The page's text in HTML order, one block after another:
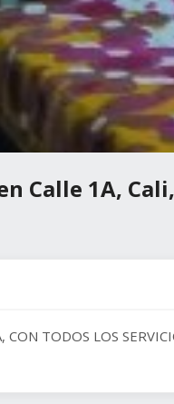
Calle 1A,
TODOS LOS